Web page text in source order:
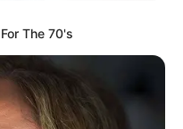
The 70's